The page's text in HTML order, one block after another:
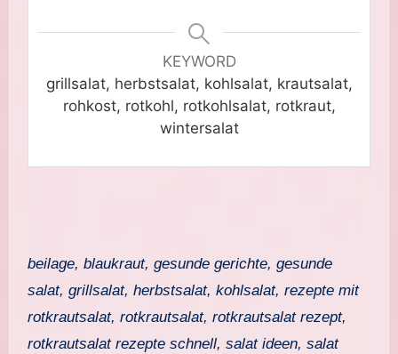
KEYWORD
grillsalat, herbstsalat, kohlsalat, krautsalat,
rohkost, rotkohl, rotkohlsalat, rotkraut,
wintersalat
beilage, blaukraut, gesunde gerichte, gesunde
salat, grillsalat, herbstsalat, kohlsalat, rezepte mit
rotkrautsalat, rotkrautsalat, rotkrautsalat rezept,
rotkrautsalat rezepte schnell, salat ideen, salat